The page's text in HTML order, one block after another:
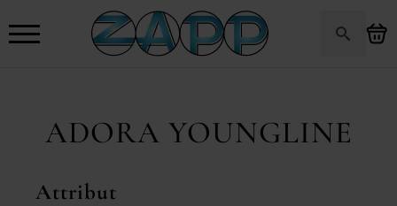
ADORA YOUNGLINE
Attribut